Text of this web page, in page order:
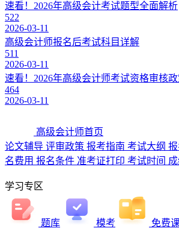
速看！2026年高级会计考试题型全面解析
522
2026-03-11
高级会计师报名后考试科目详解
511
2026-03-11
速看！2026年高级会计师考试资格审核
464
2026-03-11
高级会计师首页
论文辅导 评审政策 报考指南 考试大纲
名费用 报名条件 准考证打印 考试时间
学习专区
题库 模考 免费